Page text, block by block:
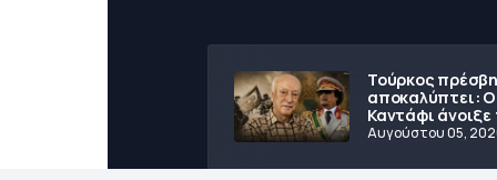
Τούρκος
αποκαλύπτει: Ο
Καντάφι άνοιξε
αποθήκες όπλων
το 1974
Αυγούστου 05,